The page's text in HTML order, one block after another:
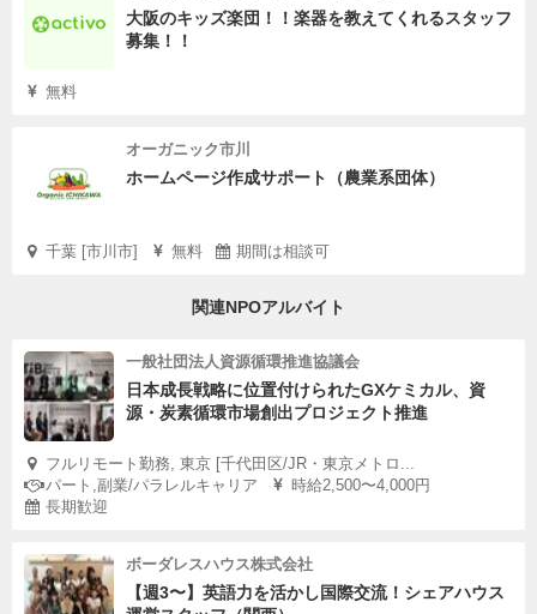
大阪のキッズ楽団！！楽器を教えてくれるスタッフ
募集！！
無料
オーガニック市川
ホームページ作成サポート（農業系団体）
千葉 [市川市] 無料 期間は相談可
関連NPOアルバイト
一般社団法人資源循環推進協議会
日本成長戦略に位置付けられたGXケミカル、資
源・炭素循環市場創出プロジェクト推進
フルリモート勤務, 東京 [千代田区/JR・東京メトロ...
パート,副業/パラレルキャリア
時給2,500〜4,000円
長期歓迎
ボーダレスハウス株式会社
【週3〜】英語力を活かし国際交流！シェアハウス